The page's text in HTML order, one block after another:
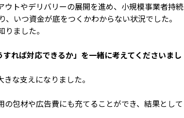
トやデリバリーの展開を進め、小規模事業者持続
いつ資金が底をつくかわからない状況でした。
ました。
すれば対応できるか」を一緒に考えてくださいまし
な支えになりました。
包材や広告費にも充てることができ、結果として